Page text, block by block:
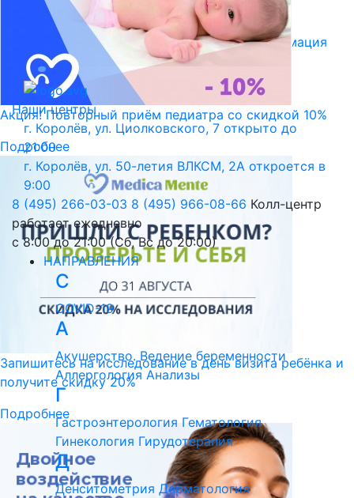
Акция! Повторный приём педиатра со скидкой 10%
Подробнее
Запишитесь на исследование в день визита ребёнка и
получите скидку 20%
Подробнее
Библиотека пациента
Правовая информация
Версия для слабовидящих
Наши центры
г. Королёв, ул. Циолковского, 7 открыто до
21:00
г. Королёв, ул. 50-летия ВЛКСМ, 2А откроется в
9:00
8 (495) 266-03-03 8 (495) 966-08-66 Колл-центр
работает ежедневно
с 8:00 до 21:00 (Сб, Вс до 20:00)
НАПРАВЛЕНИЯ
C
COVID-19
А
Акушерство. Ведение беременности
Аллергология Анализы
Г
Гастроэнтерология Гематология
Гинекология Гирудотерапия
Д
Денситометрия Дерматология